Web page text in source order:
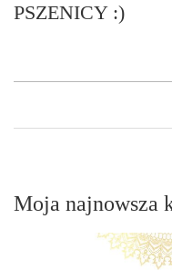
PSZENICY :)
Moja najnowsza